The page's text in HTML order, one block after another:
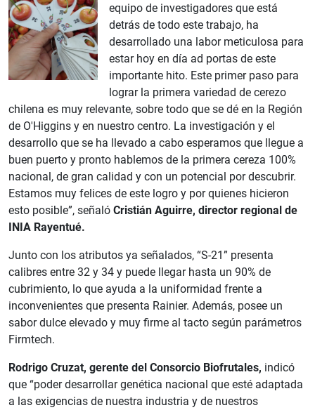
equipo de investigadores que está
detrás de todo este trabajo, ha
desarrollado una labor meticulosa para
estar hoy en día ad portas de este
importante hito. Este primer paso para
lograr la primera variedad de cerezo
chilena es muy relevante, sobre todo que se dé en la Región
de O'Higgins y en nuestro centro. La investigación y el
desarrollo que se ha llevado a cabo esperamos que llegue a
buen puerto y pronto hablemos de la primera cereza 100%
nacional, de gran calidad y con un potencial por descubrir.
Estamos muy felices de este logro y por quienes hicieron
esto posible”, señaló Cristián Aguirre, director regional de
INIA Rayentué.
Junto con los atributos ya señalados, “S-21” presenta
calibres entre 32 y 34 y puede llegar hasta un 90% de
cubrimiento, lo que ayuda a la uniformidad frente a
inconvenientes que presenta Rainier. Además, posee un
sabor dulce elevado y muy firme al tacto según parámetros
Firmtech.
Rodrigo Cruzat, gerente del Consorcio Biofrutales, indicó
que “poder desarrollar genética nacional que esté adaptada
a las exigencias de nuestra industria y de nuestros